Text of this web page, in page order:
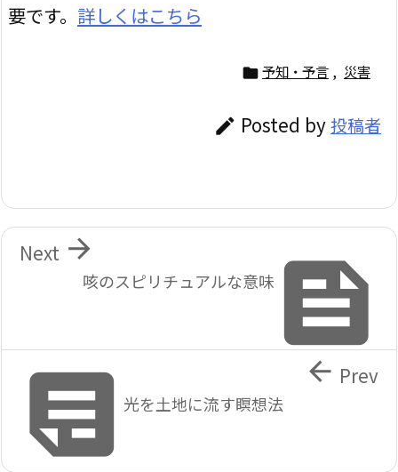
要です。 詳しくはこちら
 予知・予言 , 災害
 Posted by投稿者

咳のスピリチュアルな意味

Next
光を土地に流す瞑想法
 Prev